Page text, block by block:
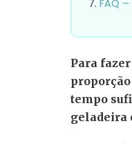
FAQ
Para
tempo
geladeira